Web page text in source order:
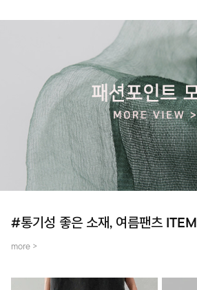
#통기성 좋은 소재, 여름팬츠 ITEM
more >